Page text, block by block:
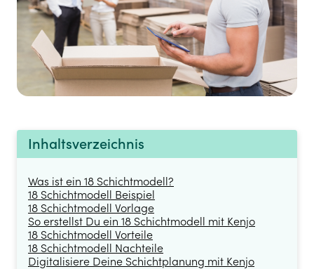
Inhaltsverzeichnis
Was ist ein 18 Schichtmodell?
18 Schichtmodell Beispiel
18 Schichtmodell Vorlage
So erstellst Du ein 18 Schichtmodell mit Kenjo
18 Schichtmodell Vorteile
18 Schichtmodell Nachteile
Digitalisiere Deine Schichtplanung mit Kenjo